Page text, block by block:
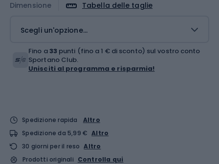
Dimensione Tabella delle taglie
Scegli un'opzione...
Fino a33 punti (fino a 1 € di sconto) sul vostro conto
Sportano Club.
Unisciti al programma e risparmia!
Spedizione rapida
Altro
Spedizione da 5,99 € Altro
30 giorni per il reso Altro
Prodotti originali Controlla qui